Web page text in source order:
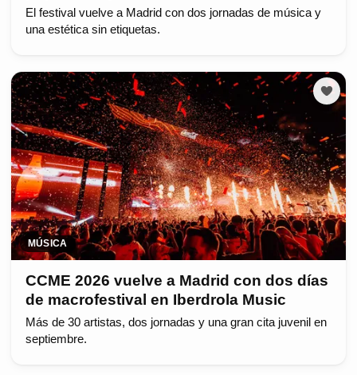
El festival vuelve a Madrid con dos jornadas de música y
una estética sin etiquetas.
MÚSICA
CCME 2026 vuelve a Madrid con dos días
de macrofestival en Iberdrola Music
Más de 30 artistas, dos jornadas y una gran cita juvenil en
septiembre.